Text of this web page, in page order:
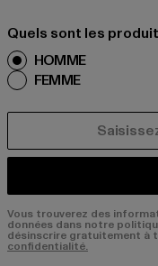
Quels sont les
HOMME
FEMME
Vous trouverez des
données dans notre
désinscrire gratuitement à
confidentialité.